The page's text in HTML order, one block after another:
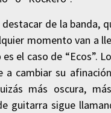
de la banda,
momento van a
el caso de “Ecos”.
cambiar su
más oscura,
guitarra sigue